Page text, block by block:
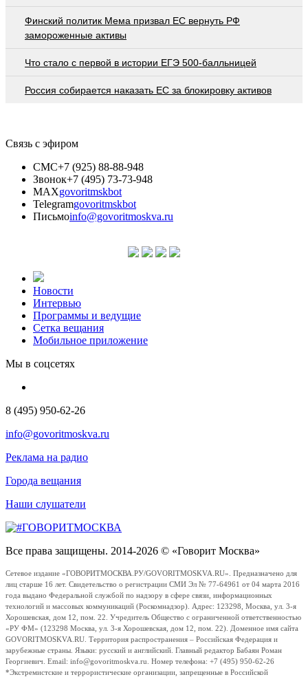
Финский политик Мема призвал ЕС вернуть РФ
замороженные активы
Что стало с первой в истории ЕГЭ 500-балльницей
Россия собирается наказать EC за блокировку активов
Связь с эфиром
СМС+7 (925) 88-88-948
Звонок+7 (495) 73-73-948
MAXgovoritmskbot
Telegramgovoritmskbot
Письмоinfo@govoritmoskva.ru
Новости
Интервью
Программы и ведущие
Сетка вещания
Мобильное приложение
Мы в соцсетях
8 (495) 950-62-26
info@govoritmoskva.ru
Реклама на радио
Города вещания
Наши слушатели
Все права защищены. 2014-2026 © «Говорит Москва»
Сетевое издание «ГОВОРИТМОСКВА.РУ/GOVORITMOSKVA.RU». Предназначено для
лиц старше 16 лет. Свидетельство о регистрации СМИ Эл № 77-64961 от 04 марта 2016
года выдано Федеральной службой по надзору в сфере связи, информационных
технологий и массовых коммуникаций (Роскомнадзор). Адрес: 123298, Москва, ул. 3-я
Хорошевская, дом 12, пом. 22. Учредитель Общество с ограниченной ответственностью
«РУ ФМ» (123298 Москва, ул. 3-я Хорошевская, дом 12, пом. 22). Доменное имя сайта
GOVORITMOSKVA.RU. Территория распространения – Российская Федерация и
зарубежные страны. Языки: русский и английский. Главный редактор Бабаян Роман
Георгиевич. Email: info@govoritmoskva.ru. Номер телефона: +7 (495) 950-62-26
*Экстремистские и террористические организации, запрещенные в Российской